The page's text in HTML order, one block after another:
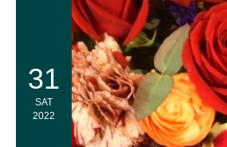
31
SAT
2022